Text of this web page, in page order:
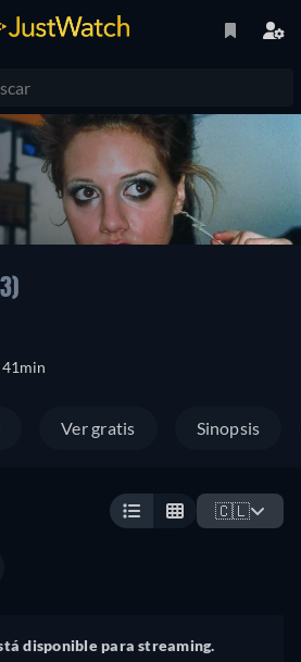
41min
Ver gratis Sinopsis
🇨🇱
disponible para streaming.